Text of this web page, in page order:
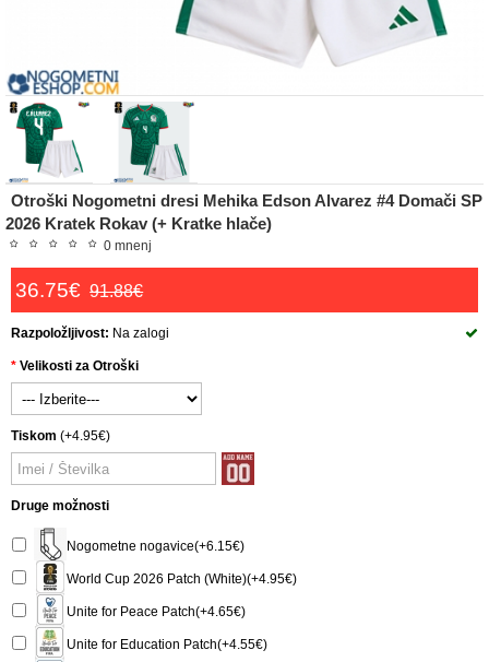
Otroški Nogometni dresi Mehika Edson Alvarez #4 Domači SP
2026 Kratek Rokav (+ Kratke hlače)
0 mnenj
36.75€ 91.88€
Razpoložljivost: Na zalogi
Velikosti za Otroški
Tiskom (+4.95€)
Druge možnosti
Nogometne nogavice(+6.15€)
World Cup 2026 Patch (White)(+4.95€)
Unite for Peace Patch(+4.65€)
Unite for Education Patch(+4.55€)